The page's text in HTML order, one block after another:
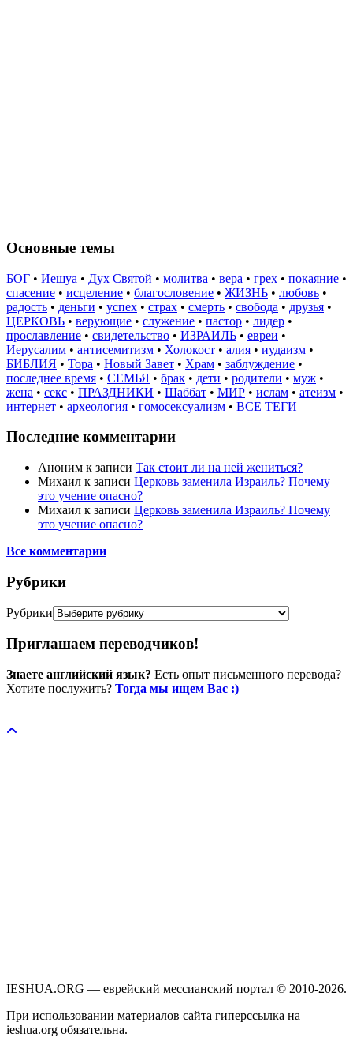
Основные темы
БОГ • Иешуа • Дух Святой • молитва • вера • грех • покаяние •
спасение • исцеление • благословение • ЖИЗНЬ • любовь •
радость • деньги • успех • страх • смерть • свобода • друзья •
ЦЕРКОВЬ • верующие • служение • пастор • лидер •
прославление • свидетельство • ИЗРАИЛЬ • евреи •
Иерусалим • антисемитизм • Холокост • алия • иудаизм •
БИБЛИЯ • Тора • Новый Завет • Храм • заблуждение •
последнее время • СЕМЬЯ • брак • дети • родители • муж •
жена • секс • ПРАЗДНИКИ • Шаббат • МИР • ислам • атеизм •
интернет • археология • гомосексуализм • ВСЕ ТЕГИ
Последние комментарии
Аноним к записи Так стоит ли на ней жениться?
Михаил к записи Церковь заменила Израиль? Почему
это учение опасно?
Михаил к записи Церковь заменила Израиль? Почему
это учение опасно?
Все комментарии
Рубрики
Рубрики
Приглашаем переводчиков!
Знаете английский язык? Есть опыт письменного перевода?
Хотите послужить? Тогда мы ищем Вас :)
IESHUA.ORG — еврейский мессианский портал © 2010-2026.
При использовании материалов сайта гиперссылка на
ieshua.org обязательна.